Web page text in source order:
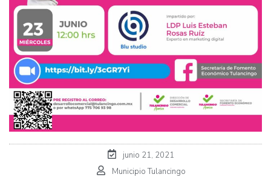
junio 21, 2021
Municipio Tulancingo